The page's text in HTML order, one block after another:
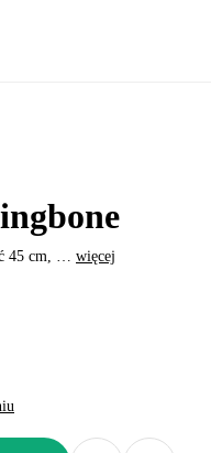
45 cm, … więcej